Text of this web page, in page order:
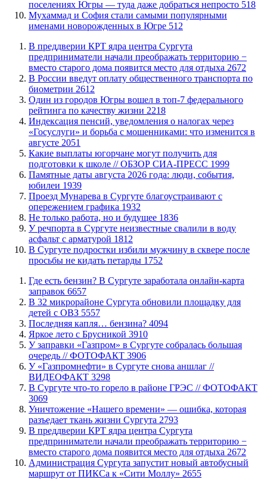
поселениях Югры — туда даже добраться непросто 518
​Мухаммад и София стали самыми популярными
именами новорожденных в Югре 512
​В преддверии КРТ ядра центра Сургута
предприниматели начали преображать территорию −
вместо старого дома появится место для отдыха 2672
В России введут оплату общественного транспорта по
биометрии 2612
Один из городов Югры вошел в топ-7 федерального
рейтинга по качеству жизни 2218
​Индексация пенсий, уведомления о налогах через
«Госуслуги» и борьба с мошенниками: что изменится в
августе 2051
Какие выплаты югорчане могут получить для
подготовки к школе // ОБЗОР СИА-ПРЕСС 1999
​Памятные даты августа 2026 года: люди, события,
юбилеи 1939
​Проезд Мунарева в Сургуте благоустраивают с
опережением графика 1932
​Не только работа, но и будущее 1836
​У речпорта в Сургуте неизвестные свалили в воду
асфальт с арматурой 1812
В Сургуте подростки избили мужчину в сквере после
просьбы не кидать петарды 1752
​Где есть бензин? В Сургуте заработала онлайн-карта
заправок 6657
В 32 микрорайоне Сургута обновили площадку для
детей с ОВЗ 5557
​Последняя капля… бензина? 4094
Яркое лето с Брусникой 3910
​У заправки «Газпром» в Сургуте собралась большая
очередь // ФОТОФАКТ 3906
У «Газпромнефти» в Сургуте снова аншлаг //
ВИДЕОФАКТ 3298
​В Сургуте что-то горело в районе ГРЭС // ФОТОФАКТ
3069
​Уничтожение «Нашего времени» — ошибка, которая
разъедает ткань жизни Сургута 2793
​В преддверии КРТ ядра центра Сургута
предприниматели начали преображать территорию −
вместо старого дома появится место для отдыха 2672
​Администрация Сургута запустит новый автобусный
маршрут от ПИКСа к «Сити Моллу» 2655